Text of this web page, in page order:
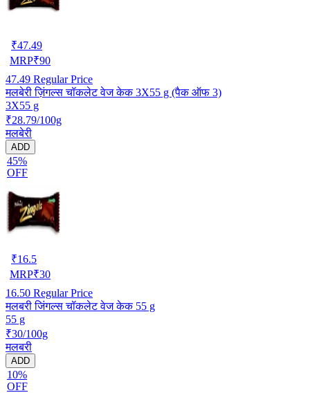
₹47.49
MRP₹90
47.49 Regular Price
मलबेरी ज़िंगल्स चॉकलेट वेज केक 3X55 g (पैक ऑफ 3)
3X55 g
₹28.79/100g
मलबेरी
ADD
45%
OFF
₹16.5
MRP₹30
16.50 Regular Price
मलबरी जिंगल्स चॉकलेट वेज केक 55 g
55 g
₹30/100g
मलबरी
ADD
10%
OFF